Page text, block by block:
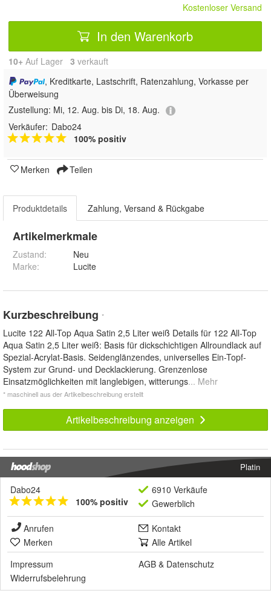
Kostenloser Versand
In den Warenkorb
10+ Auf Lager 3 verkauft
, Kreditkarte, Lastschrift, Ratenzahlung, Vorkasse per
Überweisung
Zustellung: Mi, 12. Aug. bis Di, 18. Aug.
Verkäufer: Dabo24
100% positiv
Merken Teilen
Produktdetails Zahlung, Versand & Rückgabe
Artikelmerkmale
Zustand:
Neu
Marke:
Lucite
Kurzbeschreibung *
Lucite 122 All-Top Aqua Satin 2,5 Liter weiß Details für 122 All-Top
Aqua Satin 2,5 Liter weiß: Basis für dickschichtigen Allroundlack auf
Spezial-Acrylat-Basis. Seidenglänzendes, universelles Ein-Topf-
System zur Grund- und Decklackierung. Grenzenlose
Einsatzmöglichkeiten mit langlebigen, witterungs... Mehr
* maschinell aus der Artikelbeschreibung erstellt
Artikelbeschreibung anzeigen
Platin
Dabo24
100% positiv
6910 Verkäufe
Gewerblich
Anrufen
Kontakt
Merken
Alle Artikel
Impressum
AGB & Datenschutz
Widerrufsbelehrung